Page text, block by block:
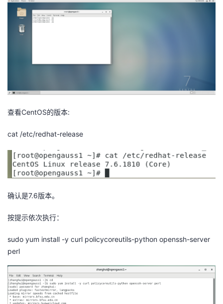
程
认
证
的
实
我
的
支
持
声
建
查看CentOS的版本:
cat /etc/redhat-release
确认是7.6版本。
按提示依次执行：
sudo yum install -y curl policycoreutils-python openssh-server
perl